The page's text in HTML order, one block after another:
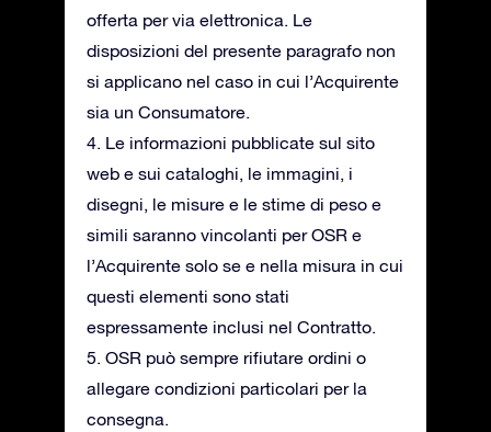
offerta per via elettronica. Le
disposizioni del presente paragrafo non
si applicano nel caso in cui l’Acquirente
sia un Consumatore.
4. Le informazioni pubblicate sul sito
web e sui cataloghi, le immagini, i
disegni, le misure e le stime di peso e
simili saranno vincolanti per OSR e
l’Acquirente solo se e nella misura in cui
questi elementi sono stati
espressamente inclusi nel Contratto.
5. OSR può sempre rifiutare ordini o
allegare condizioni particolari per la
consegna.